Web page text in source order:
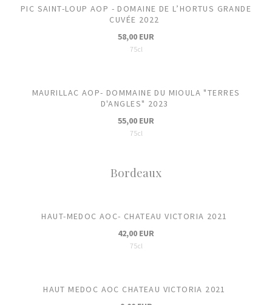
PIC SAINT-LOUP AOP - DOMAINE DE L’HORTUS GRANDE
CUVÉE 2022
58,00 EUR
75cl
MAURILLAC AOP- DOMMAINE DU MIOULA "TERRES
D'ANGLES" 2023
55,00 EUR
75cl
Bordeaux
HAUT-MEDOC AOC- CHATEAU VICTORIA 2021
42,00 EUR
75cl
HAUT MEDOC AOC CHATEAU VICTORIA 2021